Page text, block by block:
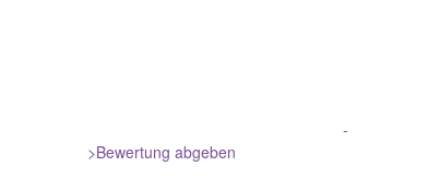
-
>Bewertung abgeben